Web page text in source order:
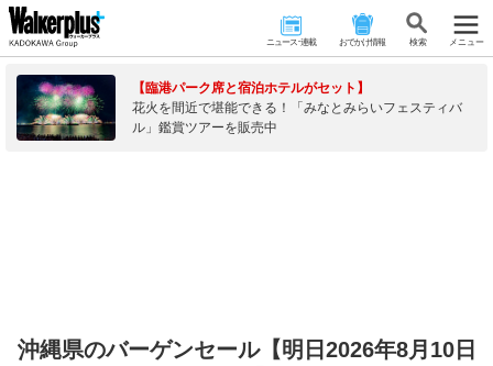
ニュース･連載 おでかけ情報 検 索 メニュー
【臨港パーク席と宿泊ホテルがセット】
花火を間近で堪能できる！「みなとみらいフェスティバ
ル」鑑賞ツアーを販売中
沖縄県のバーゲンセール【明日2026年8月10日